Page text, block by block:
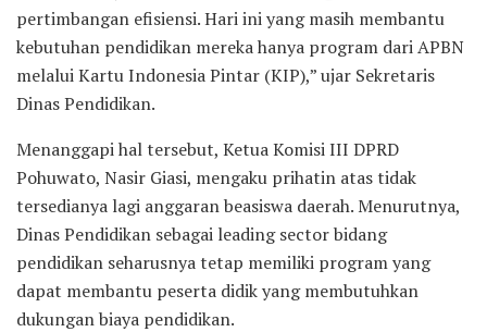
pertimbangan efisiensi. Hari ini yang masih membantu
kebutuhan pendidikan mereka hanya program dari APBN
melalui Kartu Indonesia Pintar (KIP),” ujar Sekretaris
Dinas Pendidikan.
Menanggapi hal tersebut, Ketua Komisi III DPRD
Pohuwato, Nasir Giasi, mengaku prihatin atas tidak
tersedianya lagi anggaran beasiswa daerah. Menurutnya,
Dinas Pendidikan sebagai leading sector bidang
pendidikan seharusnya tetap memiliki program yang
dapat membantu peserta didik yang membutuhkan
dukungan biaya pendidikan.